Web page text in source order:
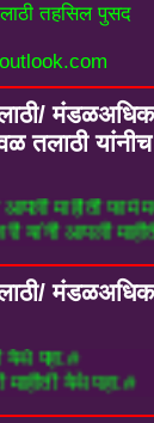
तहसिल पुसद
तलाठी यांनीच
यांनी
अधिकारी